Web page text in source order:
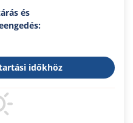
és
időkhöz